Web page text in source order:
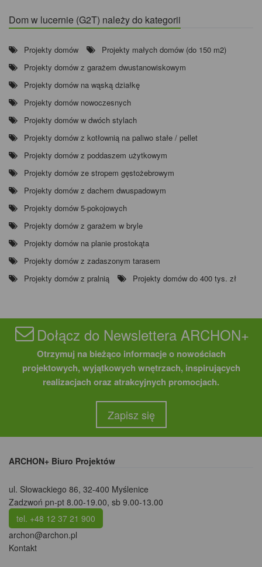
Dom w lucernie (G2T) należy do kategorii
Projekty domów
Projekty małych domów (do 150 m2)
Projekty domów z garażem dwustanowiskowym
Projekty domów na wąską działkę
Projekty domów nowoczesnych
Projekty domów w dwóch stylach
Projekty domów z kotłownią na paliwo stałe / pellet
Projekty domów z poddaszem użytkowym
Projekty domów ze stropem gęstożebrowym
Projekty domów z dachem dwuspadowym
Projekty domów 5-pokojowych
Projekty domów z garażem w bryle
Projekty domów na planie prostokąta
Projekty domów z zadaszonym tarasem
Projekty domów z pralnią
Projekty domów do 400 tys. zł
Dołącz do Newslettera ARCHON+
Otrzymuj na bieżąco informacje o nowościach
projektowych, wyjątkowych wnętrzach, inspirujących
realizacjach oraz atrakcyjnych promocjach.
Zapisz się
ARCHON+ Biuro Projektów
ul. Słowackiego 86, 32-400 Myślenice
Zadzwoń pn-pt 8.00-19.00, sb 9.00-13.00
tel. +48 12 37 21 900
archon@archon.pl
Kontakt